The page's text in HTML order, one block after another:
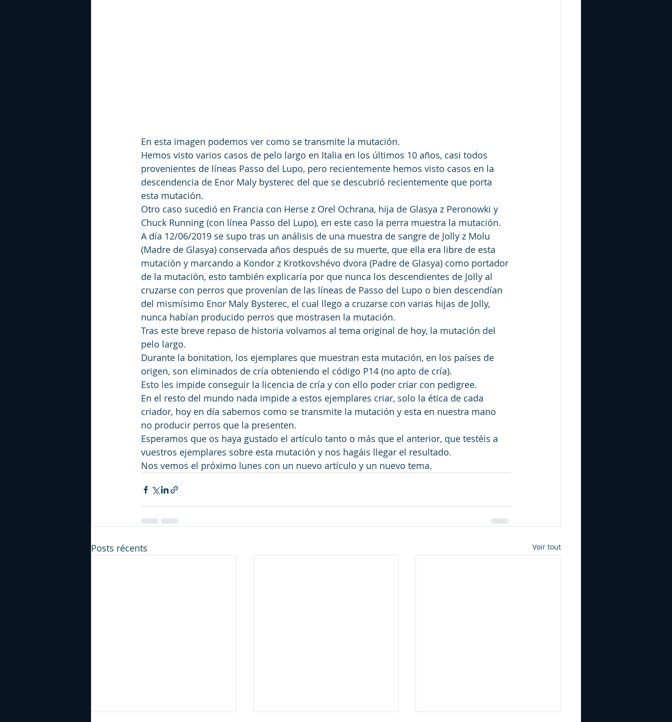
En esta imagen podemos ver como se transmite la mutación.
Hemos visto varios casos de pelo largo en Italia en los últimos 10 años, casi todos
provenientes de líneas Passo del Lupo, pero recientemente hemos visto casos en la
descendencia de Enor Maly bysterec del que se descubrió recientemente que porta
esta mutación.
Otro caso sucedió en Francia con Herse z Orel Ochrana, hija de Glasya z Peronowki y
Chuck Running (con línea Passo del Lupo), en este caso la perra muestra la mutación.
A día 12/06/2019 se supo tras un análisis de una muestra de sangre de Jolly z Molu
(Madre de Glasya) conservada años después de su muerte, que ella era libre de esta
mutación y marcando a Kondor z Krotkovshévo dvora (Padre de Glasya) como portador
de la mutación, esto también explicaría por que nunca los descendientes de Jolly al
cruzarse con perros que provenían de las líneas de Passo del Lupo o bien descendían
del mismísimo Enor Maly Bysterec, el cual llego a cruzarse con varias hijas de Jolly,
nunca habían producido perros que mostrasen la mutación.
Tras este breve repaso de historia volvamos al tema original de hoy, la mutación del
pelo largo.
Durante la bonitation, los ejemplares que muestran esta mutación, en los países de
origen, son eliminados de cría obteniendo el código P14 (no apto de cría).
Esto les impide conseguir la licencia de cría y con ello poder criar con pedigree.
En el resto del mundo nada impide a estos ejemplares criar, solo la ética de cada
criador, hoy en día sabemos como se transmite la mutación y esta en nuestra mano
no producir perros que la presenten.
Esperamos que os haya gustado el artículo tanto o más que el anterior, que testéis a
vuestros ejemplares sobre esta mutación y nos hagáis llegar el resultado.
Nos vemos el próximo lunes con un nuevo artículo y un nuevo tema.
Posts récents Voir tout